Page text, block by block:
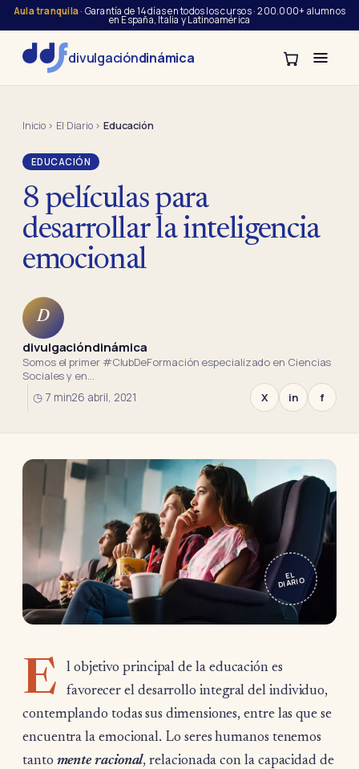
Aula tranquila· Garantía de 14 días en todos los cursos · 200.000+ alumnos
en España, Italia y Latinoamérica
divulgacióndinámica
Inicio› El Diario›Educación
EDUCACIÓN
8 películas para
desarrollar la inteligencia
emocional
D
divulgacióndinámica
Somos el primer #ClubDeFormación especializado en Ciencias
Sociales y en…
◷ 7 min26 abril, 2021 X in f
EL
DIARIO
E
l objetivo principal de la educación es
favorecer el desarrollo integral del individuo,
contemplando todas sus dimensiones, entre las que se
encuentra la emocional. Lo seres humanos tenemos
tanto mente racional, relacionada con la capacidad de